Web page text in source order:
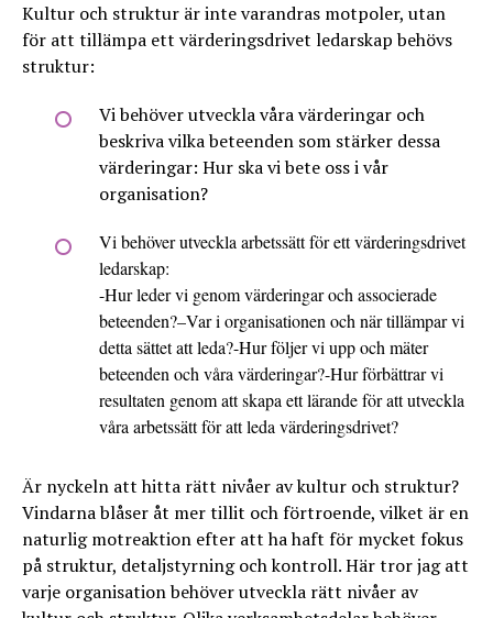
Kultur och struktur är inte varandras motpoler, utan
för att tillämpa ett värderingsdrivet ledarskap behövs
struktur:
Vi behöver utveckla våra värderingar och
beskriva vilka beteenden som stärker dessa
värderingar: Hur ska vi bete oss i vår
organisation?
Vi behöver utveckla arbetssätt för ett värderingsdrivet
ledarskap:
-Hur leder vi genom värderingar och associerade
beteenden?–Var i organisationen och när tillämpar vi
detta sättet att leda?-Hur följer vi upp och mäter
beteenden och våra värderingar?-Hur förbättrar vi
resultaten genom att skapa ett lärande för att utveckla
våra arbetssätt för att leda värderingsdrivet?
Är nyckeln att hitta rätt nivåer av kultur och struktur?
Vindarna blåser åt mer tillit och förtroende, vilket är en
naturlig motreaktion efter att ha haft för mycket fokus
på struktur, detaljstyrning och kontroll. Här tror jag att
varje organisation behöver utveckla rätt nivåer av